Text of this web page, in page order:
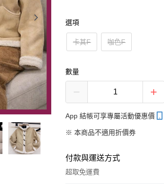
選項
卡其F 咖色F
數量
App 結帳可享專屬活動優惠價
※ 本商品不適用折價券
付款與運送方式
超取免運費